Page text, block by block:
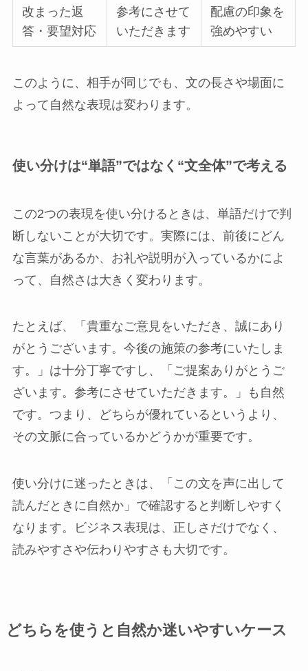
改まった返
答・要望対応
参考にさせて
いただきます
配慮の印象を
強めやすい
このように、相手が同じでも、文の長さや場面に
よって自然な表現は変わります。
使い分けは“単語”ではなく“文全体”で考える
この2つの表現を使い分けるときは、単語だけで判
断しないことが大切です。実際には、前後にどん
な言葉があるか、お礼や説明が入っているかによ
って、自然さは大きく変わります。
たとえば、「貴重なご意見をいただき、誠にあり
がとうございます。今後の施策の参考にいたしま
す。」は十分丁寧ですし、「ご提案ありがとうご
ざいます。参考にさせていただきます。」も自然
です。つまり、どちらが優れているというより、
その文脈に合っているかどうかが重要です。
使い分けに迷ったときは、「この文を声に出して
読んだときに自然か」で確認すると判断しやすく
なります。ビジネス表現は、正しさだけでなく、
読みやすさや伝わりやすさも大切です。
どちらを使うと自然か迷いやすいケース